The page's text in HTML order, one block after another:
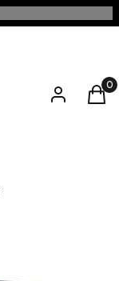
Zaloguj się